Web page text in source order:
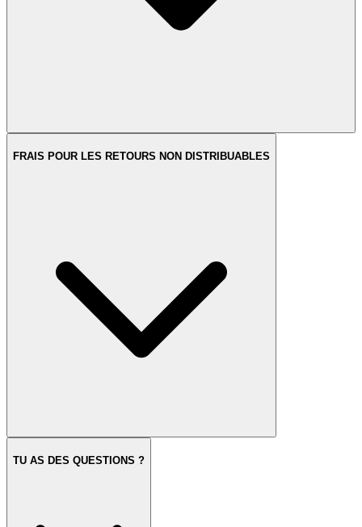
FRAIS POUR LES RETOURS NON DISTRIBUABLES
TU AS DES QUESTIONS ?